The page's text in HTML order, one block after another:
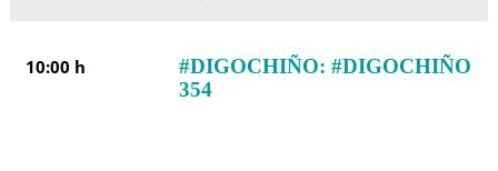
10:00 h
#DIGOCHIÑO: #DIGOCHIÑO
354